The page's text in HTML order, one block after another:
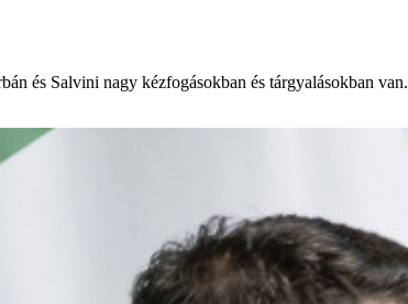
és Salvini nagy kézfogásokban és tárgyalásokban van.